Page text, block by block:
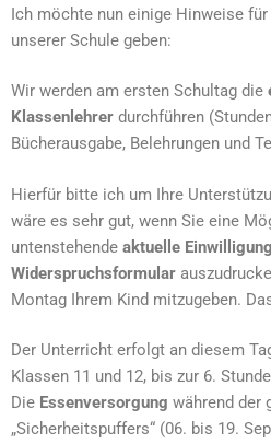
Ich möchte nun einige Hinweise
unserer Schule geben:
Wir werden am ersten Schultag die
Klassenlehrer durchführen
Bücherausgabe, Belehrungen und
Hierfür bitte ich um Ihre
wäre es sehr gut, wenn Sie eine
untenstehende aktuelle
Widerspruchsformular
Montag Ihrem Kind mitzugeben.
Der Unterricht erfolgt an diesem
Klassen 11 und 12, bis zur 6.
Die Essenversorgung während der
„Sicherheitspuffers“ (06. bis 19.